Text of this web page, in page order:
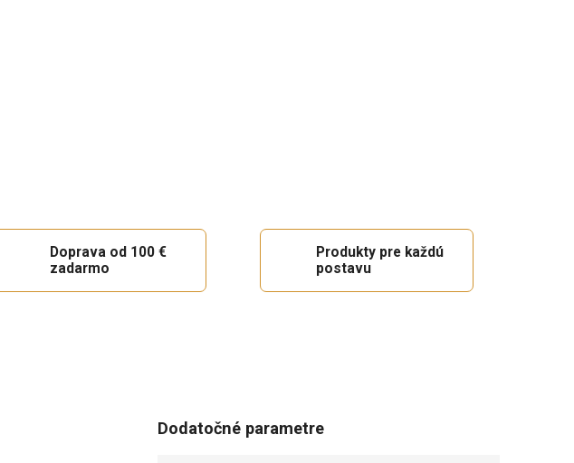
Doprava od 100 €
zadarmo
Produkty pre každú
postavu
Dodatočné parametre